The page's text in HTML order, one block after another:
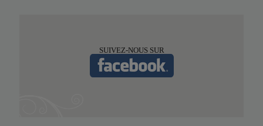
SUIVEZ-NOUS SUR